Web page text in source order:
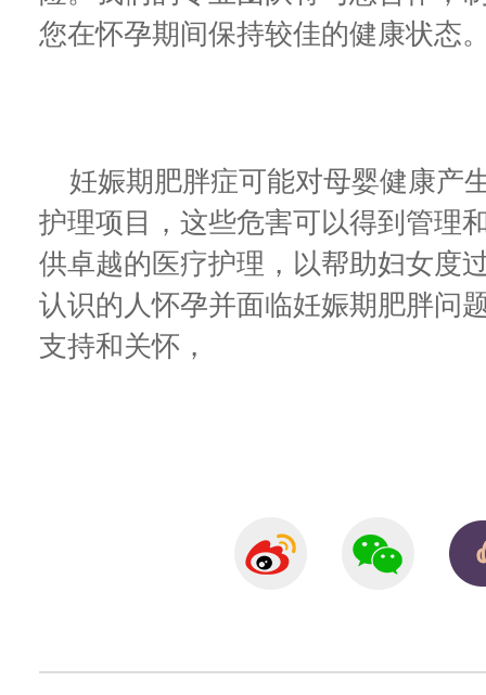
您在怀孕期间保持较佳的健康状态
妊娠期肥胖症可能对母婴健康产
护理项目，这些危害可以得到管理
供卓越的医疗护理，以帮助妇女度
认识的人怀孕并面临妊娠期肥胖问
支持和关怀，